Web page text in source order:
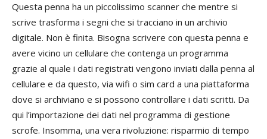
Questa penna ha un piccolissimo scanner che mentre si
scrive trasforma i segni che si tracciano in un archivio
digitale. Non è finita. Bisogna scrivere con questa penna e
avere vicino un cellulare che contenga un programma
grazie al quale i dati registrati vengono inviati dalla penna al
cellulare e da questo, via wifi o sim card a una piattaforma
dove si archiviano e si possono controllare i dati scritti. Da
qui l’importazione dei dati nel programma di gestione
scrofe. Insomma, una vera rivoluzione: risparmio di tempo